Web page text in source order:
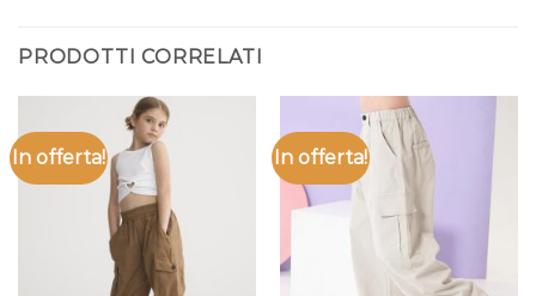
PRODOTTI CORRELATI
In offerta! In offerta!